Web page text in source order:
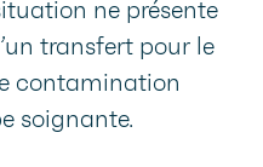
ne présente
transfert pour le
contamination
soignante.